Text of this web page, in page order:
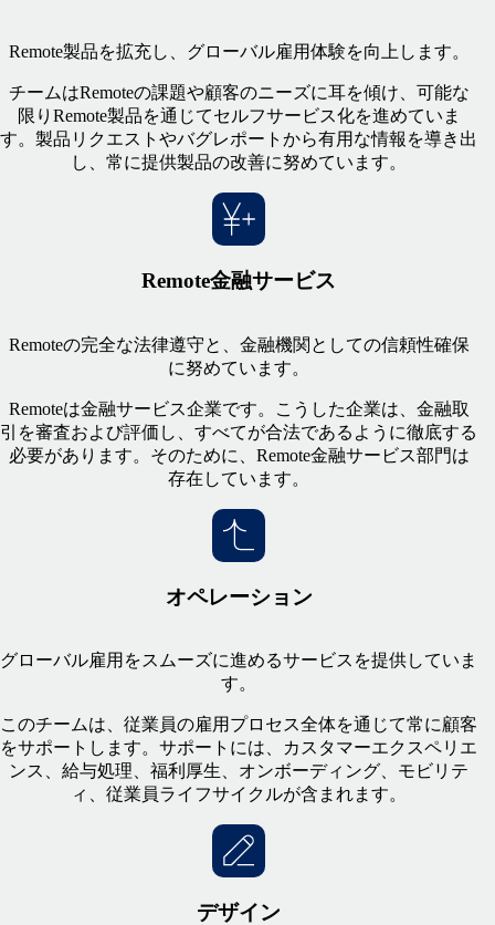
Remote製品を拡充し、グローバル雇用体験を向上します。
チームはRemoteの課題や顧客のニーズに耳を傾け、可能な
限りRemote製品を通じてセルフサービス化を進めていま
す。製品リクエストやバグレポートから有用な情報を導き出
し、常に提供製品の改善に努めています。
Remote金融サービス
Remoteの完全な法律遵守と、金融機関としての信頼性確保
に努めています。
Remoteは金融サービス企業です。こうした企業は、金融取
引を審査および評価し、すべてが合法であるように徹底する
必要があります。そのために、Remote金融サービス部門は
存在しています。
オペレーション
グローバル雇用をスムーズに進めるサービスを提供していま
す。
このチームは、従業員の雇用プロセス全体を通じて常に顧客
をサポートします。サポートには、カスタマーエクスペリエ
ンス、給与処理、福利厚生、オンボーディング、モビリテ
ィ、従業員ライフサイクルが含まれます。
デザイン